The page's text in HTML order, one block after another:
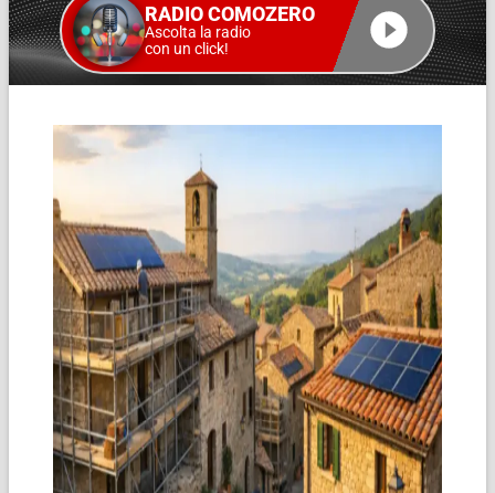
RADIO COMOZERO
Ascolta la radio
con un click!